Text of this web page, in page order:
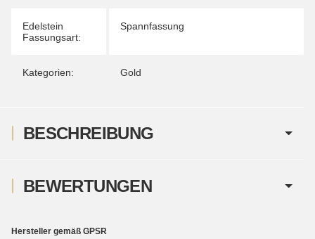
Edelstein
Fassungsart:
Spannfassung
Kategorien: Gold
BESCHREIBUNG
BEWERTUNGEN
Hersteller gemäß GPSR